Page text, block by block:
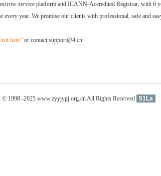
service platform and ICANN-Accredited Registrar, with 6
year. We promise our clients with professional, safe and
here” or contact support@4.cn.
© 1998 -2025 www.zyyjypj.org.cn All Rights Reserved 51La